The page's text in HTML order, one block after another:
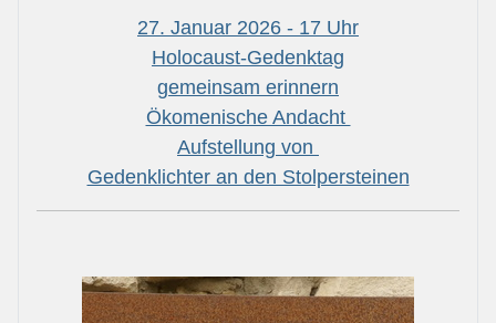
27. Januar 2026 - 17 Uhr
Holocaust-Gedenktag
gemeinsam erinnern
Ökomenische Andacht
Aufstellung von
Gedenklichter an den Stolpersteinen